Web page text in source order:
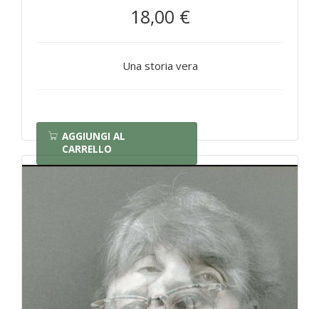
18,00 €
Una storia vera
AGGIUNGI AL
CARRELLO